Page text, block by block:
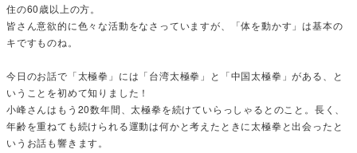
住の60歳以上の方。
皆さん意欲的に色々な活動をなさっていますが、「体を動かす」は基本の
キですものね。
今日のお話で「太極拳」には「台湾太極拳」と「中国太極拳」がある、と
いうことを初めて知りました！
小峰さんはもう20数年間、太極拳を続けていらっしゃるとのこと。長く、
年齢を重ねても続けられる運動は何かと考えたときに太極拳と出会ったと
いうお話も響きます。